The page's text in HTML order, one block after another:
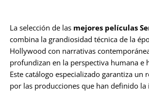
La selección de las mejores películas
combina la grandiosidad técnica de la
Hollywood con narrativas
profundizan en la perspectiva humana e
Este catálogo especializado garantiza un
por las producciones que han definido la